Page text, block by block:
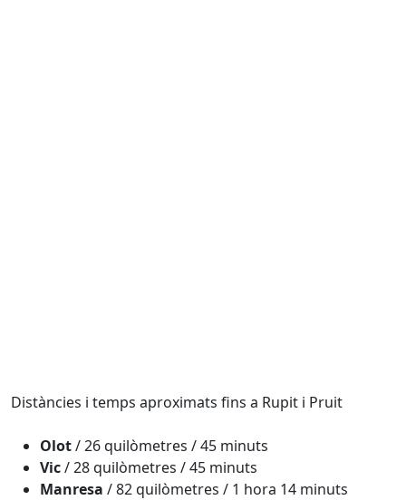
Distàncies i temps aproximats fins a Rupit i Pruit
Olot/ 26 quilòmetres / 45 minuts
Vic/ 28 quilòmetres / 45 minuts
Manresa / 82 quilòmetres / 1 hora 14 minuts